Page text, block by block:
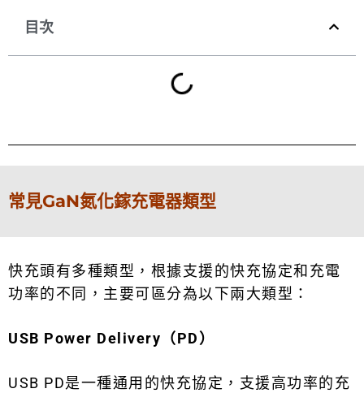
目次
常見GaN氮化鎵充電器類型
快充頭有多種類型，根據支援的快充協定和充電
功率的不同，主要可區分為以下兩大類型：
USB Power Delivery（PD）
USB PD是一種通用的快充協定，支援高功率的充